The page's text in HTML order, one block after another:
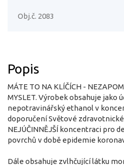
Obj.č. 2083
Popis
MÁTE TO NA KLÍČÍCH -
MYSLET. Výrobek obsahuje jako
nepotravinářský ethanol v
doporučení Světové
NEJÚČINNĚJŠÍ koncentraci pro
povrchů v době epidemie
Dále obsahuje zvlhčující látku